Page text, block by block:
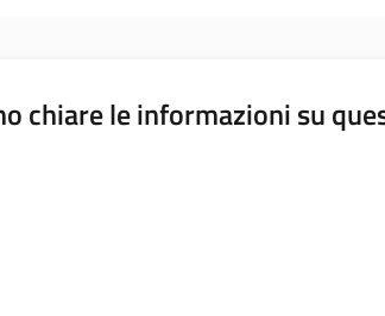
chiare le informazioni su